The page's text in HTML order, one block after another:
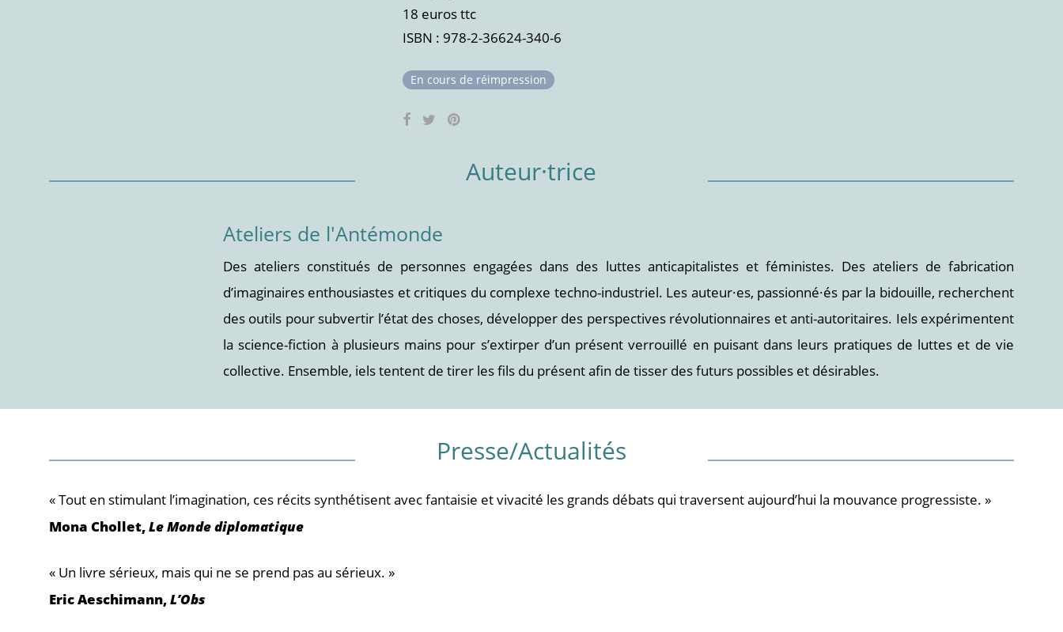
18 euros ttc
ISBN : 978-2-36624-340-6
En cours de réimpression
Auteur·trice
Ateliers de l'Antémonde
Des ateliers constitués de personnes engagées dans des luttes anticapitalistes et féministes. Des ateliers de fabrication
d’imaginaires enthousiastes et critiques du complexe techno-industriel. Les auteur·es, passionné·és par la bidouille, recherchent
des outils pour subvertir l’état des choses, développer des perspectives révolutionnaires et anti-autoritaires. Iels expérimentent
la science-fiction à plusieurs mains pour s’extirper d’un présent verrouillé en puisant dans leurs pratiques de luttes et de vie
collective. Ensemble, iels tentent de tirer les fils du présent afin de tisser des futurs possibles et désirables.
Presse/Actualités
« Tout en stimulant l’imagination, ces récits synthétisent avec fantaisie et vivacité les grands débats qui traversent aujourd’hui la mouvance progressiste. »
Mona Chollet,Le Monde diplomatique
« Un livre sérieux, mais qui ne se prend pas au sérieux. »
Eric Aeschimann,L’Obs